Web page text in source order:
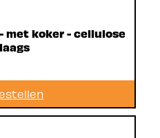
met koker - cellulose